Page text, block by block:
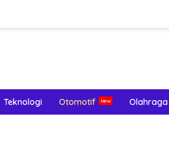
Teknologi Otomotif Olahraga